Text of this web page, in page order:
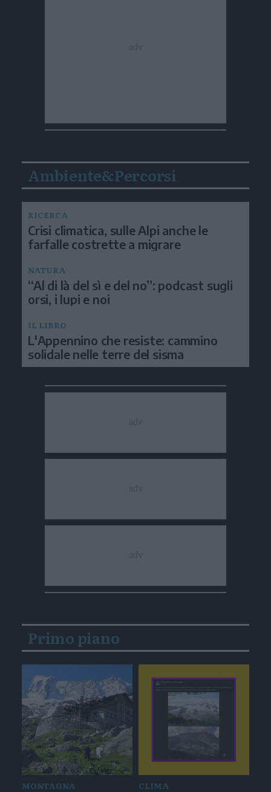
Ambiente&Percorsi
RICERCA
Crisi climatica, sulle Alpi anche le
farfalle costrette a migrare
NATURA
“Al di là del sì e del no”: podcast sugli
orsi, i lupi e noi
IL LIBRO
L'Appennino che resiste: cammino
solidale nelle terre del sisma
Primo piano
MONTAGNA CLIMA